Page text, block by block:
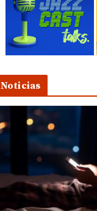
Noticias